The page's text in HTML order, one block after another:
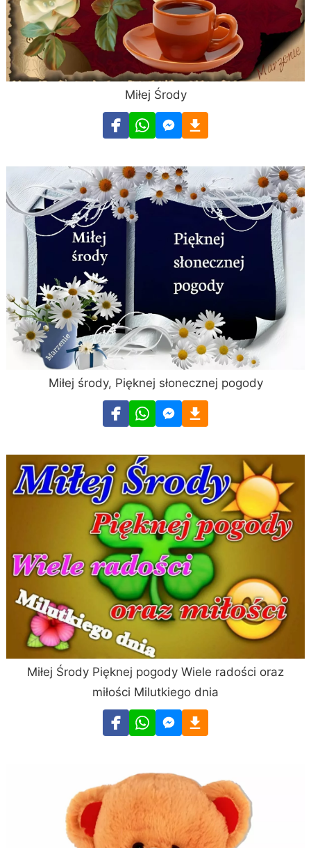
Miłej Środy
Miłej środy, Pięknej słonecznej pogody
Miłej Środy Pięknej pogody Wiele radości oraz
miłości Milutkiego dnia